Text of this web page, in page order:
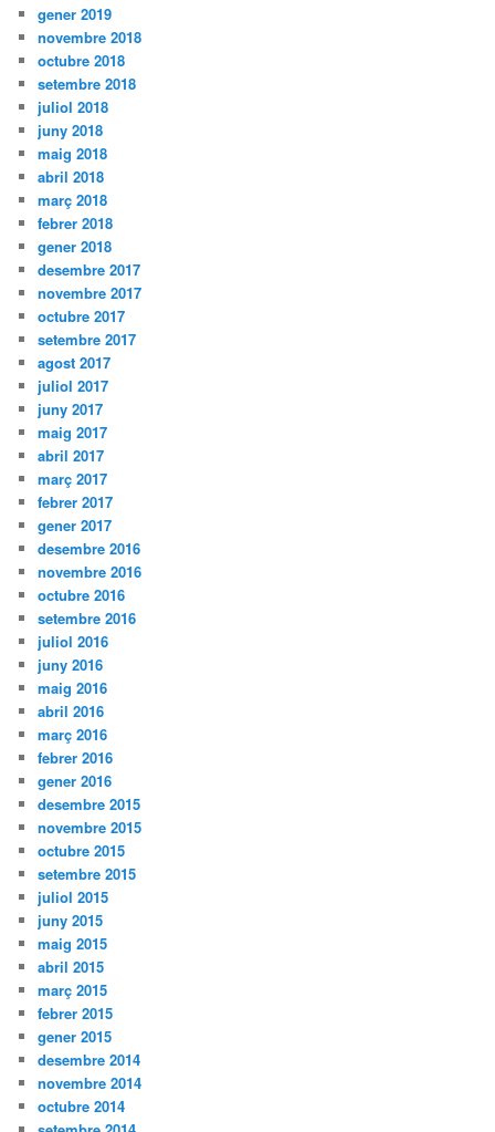
gener 2019
novembre 2018
octubre 2018
setembre 2018
juliol 2018
juny 2018
maig 2018
abril 2018
març 2018
febrer 2018
gener 2018
desembre 2017
novembre 2017
octubre 2017
setembre 2017
agost 2017
juliol 2017
juny 2017
maig 2017
abril 2017
març 2017
febrer 2017
gener 2017
desembre 2016
novembre 2016
octubre 2016
setembre 2016
juliol 2016
juny 2016
maig 2016
abril 2016
març 2016
febrer 2016
gener 2016
desembre 2015
novembre 2015
octubre 2015
setembre 2015
juliol 2015
juny 2015
maig 2015
abril 2015
març 2015
febrer 2015
gener 2015
desembre 2014
novembre 2014
octubre 2014